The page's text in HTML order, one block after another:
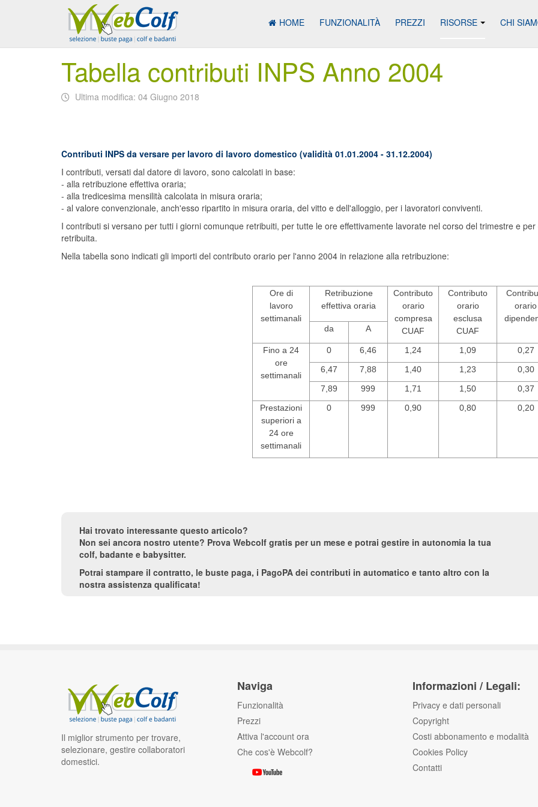
HOME FUNZIONALITÀ PREZZI RISORSE CHI
Tabella contributi INPS Anno 2004
Ultima modifica: 04 Giugno 2018
Contributi INPS da versare per lavoro di lavoro domestico (validità 01.01.2004 - 31.12.2004)
I contributi, versati dal datore di lavoro, sono calcolati in base:
- alla retribuzione effettiva oraria;
- alla tredicesima mensilità calcolata in misura oraria;
- al valore convenzionale, anch'esso ripartito in misura oraria, del vitto e dell'alloggio, per i lavoratori conviventi.
I contributi si versano per tutti i giorni comunque retribuiti, per tutte le ore effettivamente lavorate nel corso del trimestre e
retribuita.
Nella tabella sono indicati gli importi del contributo orario per l'anno 2004 in relazione alla retribuzione:
Ore di
lavoro
settimanali
Retribuzione
effettiva oraria
Contributo
orario
compresa
CUAF
Contributo
orario
esclusa
CUAF
orario
da
A
Fino a 24
ore
settimanali
0 6,46 1,24 1,09
0,27
6,47
7,88 1,40 1,23
0,30
7,89
999 1,71 1,50
0,37
Prestazioni
superiori a
24 ore
settimanali
0 999 0,90 0,80 0,20
Hai trovato interessante questo articolo?
Non sei ancora nostro utente? Prova Webcolf gratis per un mese e potrai gestire in autonomia la tua
colf, badante e babysitter.
Potrai stampare il contratto, le buste paga, i PagoPA dei contributi in automatico e tanto altro con la
nostra assistenza qualificata!
Il miglior strumento per trovare,
selezionare, gestire collaboratori
domestici.
Naviga
Funzionalità
Prezzi
Attiva l'account ora
Che cos'è Webcolf?
Informazioni / Legali:
Privacy e dati personali
Copyright
Costi abbonamento e modalità
Cookies Policy
Contatti